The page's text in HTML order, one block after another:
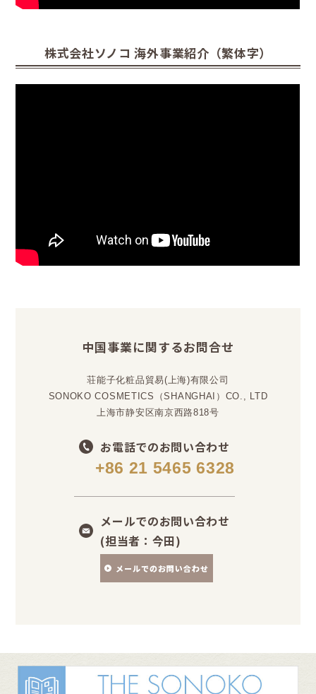
株式会社ソノコ 海外事業紹介（繁体字）
中国事業に関するお問合せ
荘能子化粧品貿易(上海)有限公司
SONOKO COSMETICS（SHANGHAI）CO., LTD
上海市静安区南京西路818号
お電話でのお問い合わせ
+86 21 5465 6328
メールでのお問い合わせ
(担当者：今田)
メールでのお問い合わせ